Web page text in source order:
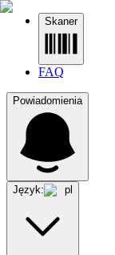
Skaner
FAQ
Powiadomienia
Język: pl